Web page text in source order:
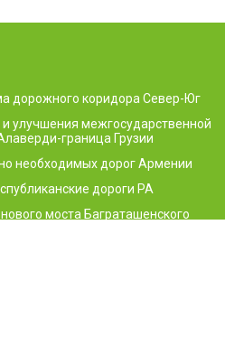
дорожного коридора Север-Юг
улучшения межгосударственной
граница Грузии
необходимых дорог Армении
дороги РА
моста Баграташенского